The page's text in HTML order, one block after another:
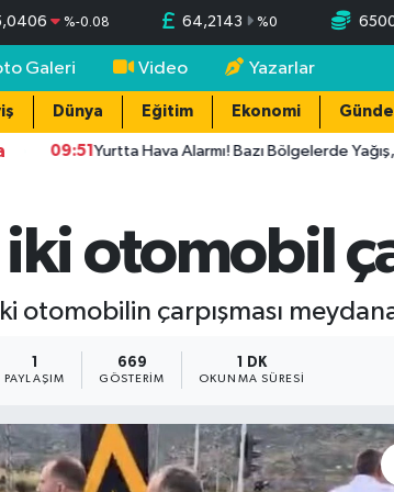
%-0.08 64,2143 %0
Galeri Video Yazarlar
Dünya Eğitim Ekonomi
09:51 Yurtta Hava Alarmı! Bazı Bölgelerde Yağış, Bazı
otomobil
otomobilin çarpışması
1
PAYLAŞIM
669
GÖSTERIM
1 DK
OKUNMA SÜRESI